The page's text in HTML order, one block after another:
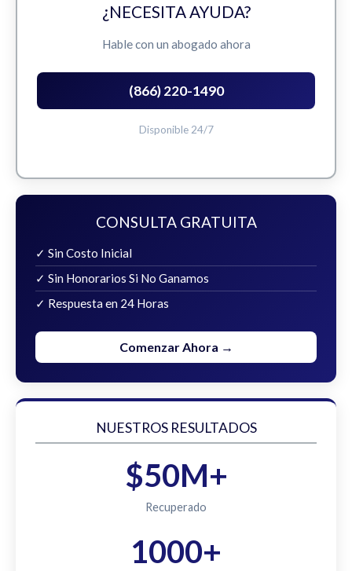
¿NECESITA AYUDA?
Hable con un abogado ahora
(866) 220-1490
Disponible 24/7
CONSULTA GRATUITA
✓ Sin Costo Inicial
✓ Sin Honorarios Si No Ganamos
✓ Respuesta en 24 Horas
Comenzar Ahora →
NUESTROS RESULTADOS
$50M+
Recuperado
1000+